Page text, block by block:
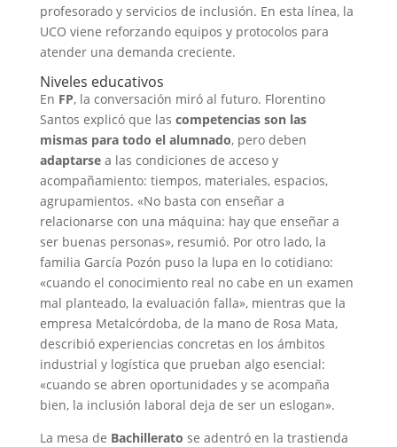
profesorado y servicios de inclusión. En esta línea, la
UCO viene reforzando equipos y protocolos para
atender una demanda creciente.
Niveles educativos
En FP, la conversación miró al futuro. Florentino
Santos explicó que las competencias son las
mismas para todo el alumnado, pero deben
adaptarse a las condiciones de acceso y
acompañamiento: tiempos, materiales, espacios,
agrupamientos. «No basta con enseñar a
relacionarse con una máquina: hay que enseñar a
ser buenas personas», resumió. Por otro lado, la
familia García Pozón puso la lupa en lo cotidiano:
«cuando el conocimiento real no cabe en un examen
mal planteado, la evaluación falla», mientras que la
empresa Metalcórdoba, de la mano de Rosa Mata,
describió experiencias concretas en los ámbitos
industrial y logística que prueban algo esencial:
«cuando se abren oportunidades y se acompaña
bien, la inclusión laboral deja de ser un eslogan».
La mesa de Bachillerato se adentró en la trastienda